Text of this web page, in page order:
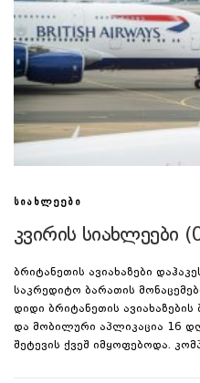
ᲡᲘᲐᲮᲚᲔᲔᲑᲘ
კვირის სიახლეები
ბრიტანეთის ავიახაზები
საკრედიტო ბარათის
დიდი ბრიტანეთის ავიახაზების
და მობილური აპლიკაცია 16
შეტევის ქვეშ იმყოფებოდა.